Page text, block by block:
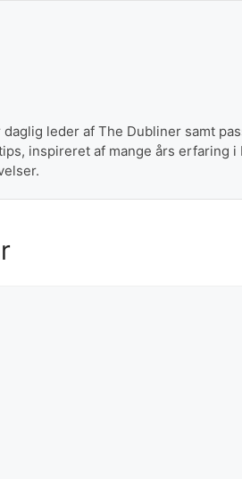
leder af The Dubliner samt
inspireret af mange års erfaring